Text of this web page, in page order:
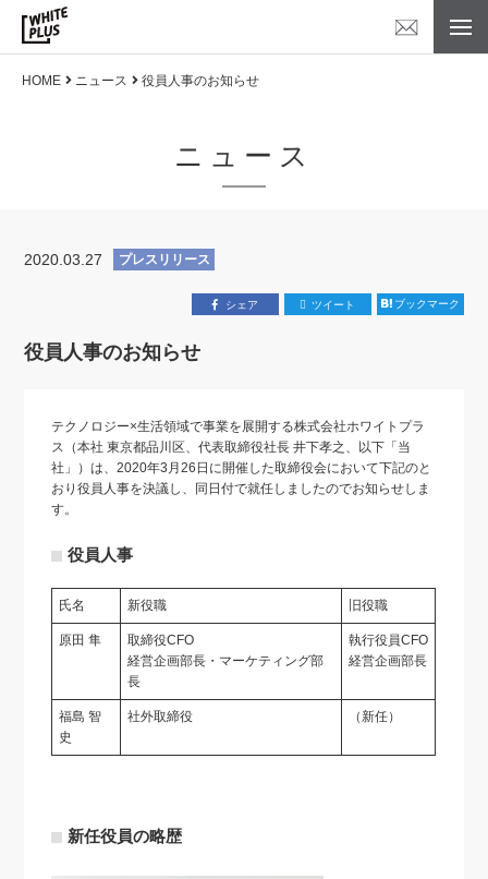
HOME ニュース 役員人事のお知らせ
ニュース
2020.03.27 プレスリリース
シェア ツイート ブックマーク
役員人事のお知らせ
テクノロジー×生活領域で事業を展開する株式会社ホワイトプラ
ス（本社 東京都品川区、代表取締役社長 井下孝之、以下「当
社」）は、2020年3月26日に開催した取締役会において下記のと
おり役員人事を決議し、同日付で就任しましたのでお知らせしま
す。
役員人事
氏名 新役職 旧役職
原田 隼
取締役CFO
経営企画部長・マーケティング部
長
執行役員CFO
経営企画部長
福島 智
史
社外取締役 （新任）
新任役員の略歴